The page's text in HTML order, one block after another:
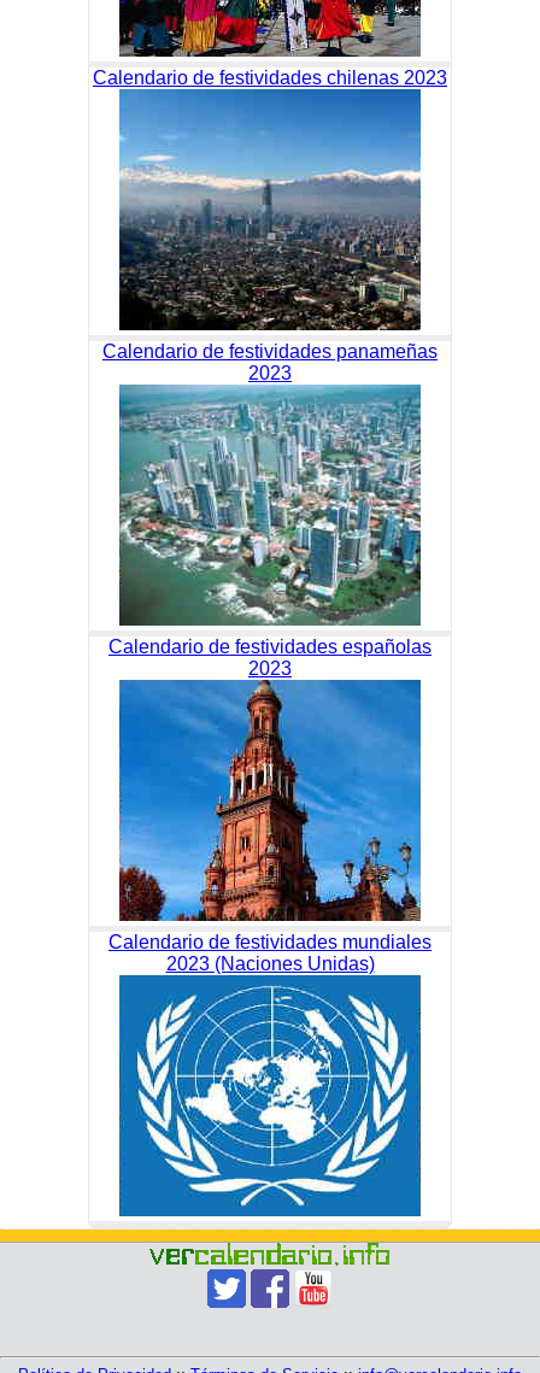
Calendario de festividades chilenas 2023
Calendario de festividades panameñas
2023
Calendario de festividades españolas
2023
Calendario de festividades mundiales
2023 (Naciones Unidas)